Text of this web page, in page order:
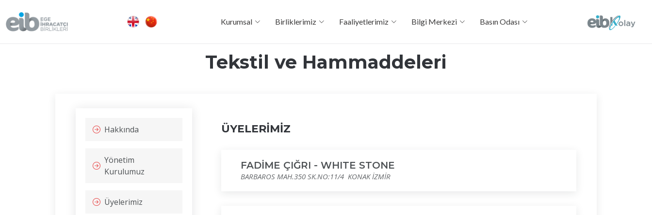
Kurumsal Birliklerimiz Faaliyetlerimiz Bilgi Merkezi Basın Odası
Tekstil ve Hammaddeleri
Hakkında
Yönetim
Kurulumuz
Üyelerimiz
ÜYELERİMİZ
FADİME ÇIĞRI - WHITE STONE
BARBAROS MAH.350 SK.NO:11/4 KONAK İZMİR